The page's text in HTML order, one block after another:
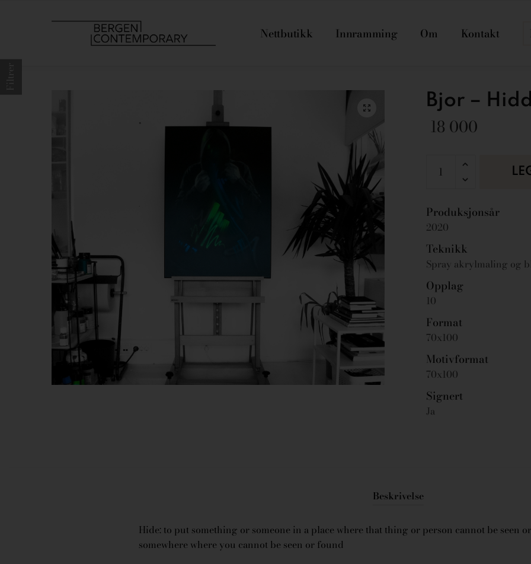
Nettbutikk Innramming Om Kontakt
Bjor –
18 000
Produksjonsår
2020
Teknikk
Spray akrylmaling og
Opplag
10
Format
70x100
Motivformat
70x100
Signert
Ja
Beskrivelse
Hide: to put something or someone in a place where that thing or person cannot be seen
somewhere where you cannot be seen or found
Filtrer